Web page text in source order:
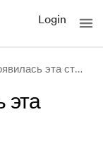
Login
Почему же появилась эта страница?
эта